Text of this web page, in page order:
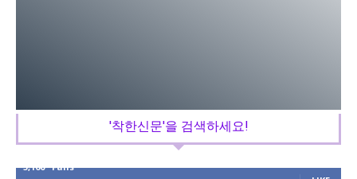
'착한신문'을 검색하세요!
5,160 Fans